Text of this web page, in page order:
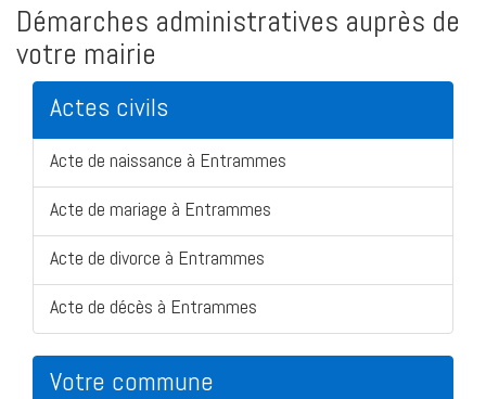
Démarches administratives auprès de
votre mairie
Actes civils
Acte de naissance à Entrammes
Acte de mariage à Entrammes
Acte de divorce à Entrammes
Acte de décès à Entrammes
Votre commune